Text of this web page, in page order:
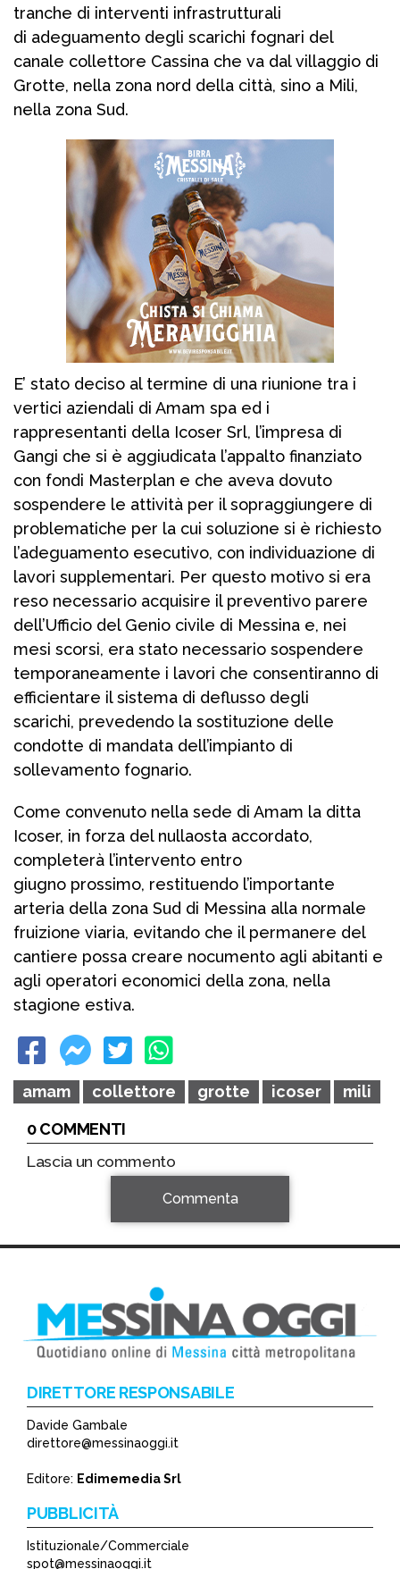
tranche di interventi infrastrutturali
di adeguamento degli scarichi fognari del
canale collettore Cassina che va dal villaggio di
Grotte, nella zona nord della città, sino a Mili,
nella zona Sud.
E’ stato deciso al termine di una riunione tra i
vertici aziendali di Amam spa ed i
rappresentanti della Icoser Srl, l’impresa di
Gangi che si è aggiudicata l’appalto finanziato
con fondi Masterplan e che aveva dovuto
sospendere le attività per il sopraggiungere di
problematiche per la cui soluzione si è richiesto
l’adeguamento esecutivo, con individuazione di
lavori supplementari. Per questo motivo si era
reso necessario acquisire il preventivo parere
dell’Ufficio del Genio civile di Messina e, nei
mesi scorsi, era stato necessario sospendere
temporaneamente i lavori che consentiranno di
efficientare il sistema di deflusso degli
scarichi, prevedendo la sostituzione delle
condotte di mandata dell’impianto di
sollevamento fognario.
Come convenuto nella sede di Amam la ditta
Icoser, in forza del nullaosta accordato,
completerà l’intervento entro
giugno prossimo, restituendo l’importante
arteria della zona Sud di Messina alla normale
fruizione viaria, evitando che il permanere del
cantiere possa creare nocumento agli abitanti e
agli operatori economici della zona, nella
stagione estiva.
amam collettore grotte icoser
mili
0 COMMENTI
Lascia un commento
*
Commenta
DIRETTORE RESPONSABILE
Davide Gambale
direttore@messinaoggi.it
Editore: Edimemedia Srl
PUBBLICITÀ
Istituzionale/Commerciale
spot@messinaoggi.it